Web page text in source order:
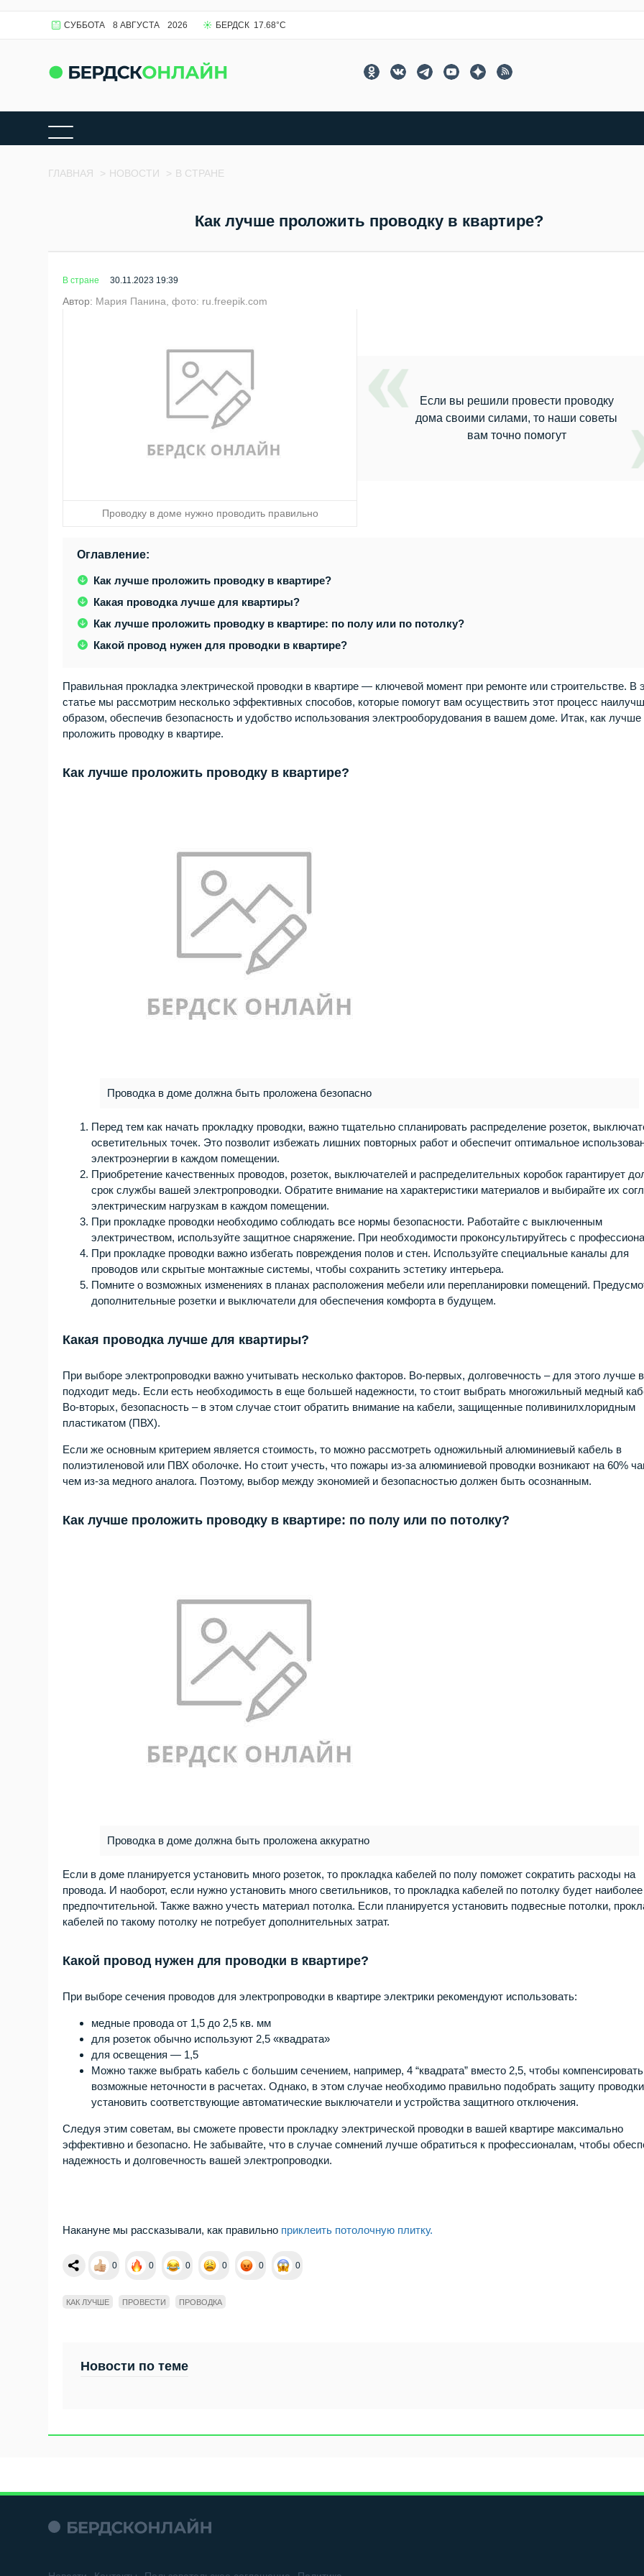
СУББОТА 8 АВГУСТА 2026 БЕРДСК 17.68°C
ГЛАВНАЯ > НОВОСТИ > В СТРАНЕ
Как лучше проложить проводку в квартире?
В стране 30.11.2023 19:39
Автор: Мария Панина, фото: ru.freepik.com
Проводку в доме нужно проводить правильно
Если вы решили провести проводку
дома своими силами, то наши советы
вам точно помогут
Оглавление:
Как лучше проложить проводку в квартире?
Какая проводка лучше для квартиры?
Как лучше проложить проводку в квартире: по полу или по потолку?
Какой провод нужен для проводки в квартире?
Правильная прокладка электрической проводки в квартире — ключевой момент при ремонте или строительстве. В
статье мы рассмотрим несколько эффективных способов, которые помогут вам осуществить этот процесс
образом, обеспечив безопасность и удобство использования электрооборудования в вашем доме. Итак, как лучше
проложить проводку в квартире.
Как лучше проложить проводку в квартире?
Проводка в доме должна быть проложена безопасно
Перед тем как начать прокладку проводки, важно тщательно спланировать распределение розеток,
осветительных точек. Это позволит избежать лишних повторных работ и обеспечит оптимальное
электроэнергии в каждом помещении.
Приобретение качественных проводов, розеток, выключателей и распределительных коробок гарантирует
срок службы вашей электропроводки. Обратите внимание на характеристики материалов и выбирайте их
электрическим нагрузкам в каждом помещении.
При прокладке проводки необходимо соблюдать все нормы безопасности. Работайте с выключенным
электричеством, используйте защитное снаряжение. При необходимости проконсультируйтесь с
При прокладке проводки важно избегать повреждения полов и стен. Используйте специальные каналы для
проводов или скрытые монтажные системы, чтобы сохранить эстетику интерьера.
Помните о возможных изменениях в планах расположения мебели или перепланировки помещений.
дополнительные розетки и выключатели для обеспечения комфорта в будущем.
Какая проводка лучше для квартиры?
При выборе электропроводки важно учитывать несколько факторов. Во-первых, долговечность – для этого лучше
подходит медь. Если есть необходимость в еще большей надежности, то стоит выбрать многожильный медный
Во-вторых, безопасность – в этом случае стоит обратить внимание на кабели, защищенные поливинилхлоридным
пластикатом (ПВХ).
Если же основным критерием является стоимость, то можно рассмотреть одножильный алюминиевый кабель в
полиэтиленовой или ПВХ оболочке. Но стоит учесть, что пожары из-за алюминиевой проводки возникают на 60%
чем из-за медного аналога. Поэтому, выбор между экономией и безопасностью должен быть осознанным.
Как лучше проложить проводку в квартире: по полу или по потолку?
Проводка в доме должна быть проложена аккуратно
Если в доме планируется установить много розеток, то прокладка кабелей по полу поможет сократить расходы на
провода. И наоборот, если нужно установить много светильников, то прокладка кабелей по потолку будет наиболее
предпочтительной. Также важно учесть материал потолка. Если планируется установить подвесные потолки,
кабелей по такому потолку не потребует дополнительных затрат.
Какой провод нужен для проводки в квартире?
При выборе сечения проводов для электропроводки в квартире электрики рекомендуют использовать:
медные провода от 1,5 до 2,5 кв. мм
для розеток обычно используют 2,5 «квадрата»
для освещения — 1,5
Можно также выбрать кабель с большим сечением, например, 4 “квадрата” вместо 2,5, чтобы компенсировать
возможные неточности в расчетах. Однако, в этом случае необходимо правильно подобрать защиту
установить соответствующие автоматические выключатели и устройства защитного отключения.
Следуя этим советам, вы сможете провести прокладку электрической проводки в вашей квартире максимально
эффективно и безопасно. Не забывайте, что в случае сомнений лучше обратиться к профессионалам, чтобы
надежность и долговечность вашей электропроводки.
Накануне мы рассказывали, как правильно приклеить потолочную плитку.
0 0 0 0 0 0
КАК ЛУЧШЕ ПРОВЕСТИ ПРОВОДКА
Новости по теме